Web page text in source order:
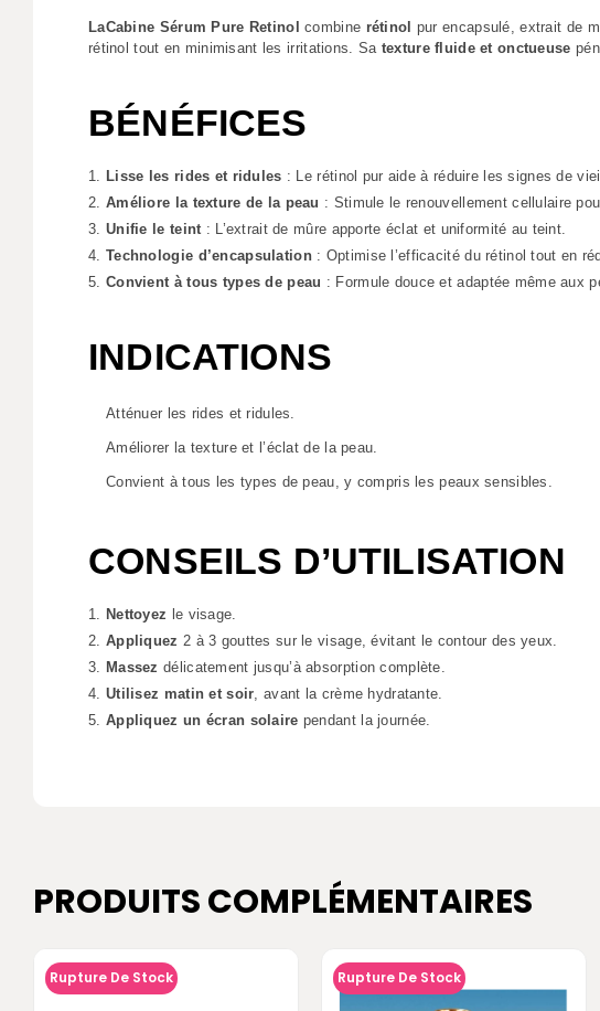
LaCabine Sérum Pure Retinol combine rétinol pur encapsulé, extrait de
rétinol tout en minimisant les irritations. Sa texture fluide et onctueuse
BÉNÉFICES
Lisse les rides et ridules : Le rétinol pur aide à réduire les signes de
Améliore la texture de la peau : Stimule le renouvellement cellulaire
Unifie le teint : L’extrait de mûre apporte éclat et uniformité au teint.
Technologie d’encapsulation: Optimise l’efficacité du rétinol tout en
Convient à tous types de peau : Formule douce et adaptée même aux
INDICATIONS
Atténuer les rides et ridules.
Améliorer la texture et l’éclat de la peau.
Convient à tous les types de peau, y compris les peaux sensibles.
CONSEILS D’UTILISATION
Nettoyez le visage.
Appliquez 2 à 3 gouttes sur le visage, évitant le contour des yeux.
Massez délicatement jusqu’à absorption complète.
Utilisez matin et soir , avant la crème hydratante.
Appliquez un écran solaire pendant la journée.
PRODUITS COMPLÉMENTAIRES
Rupture De Stock Rupture De Stock